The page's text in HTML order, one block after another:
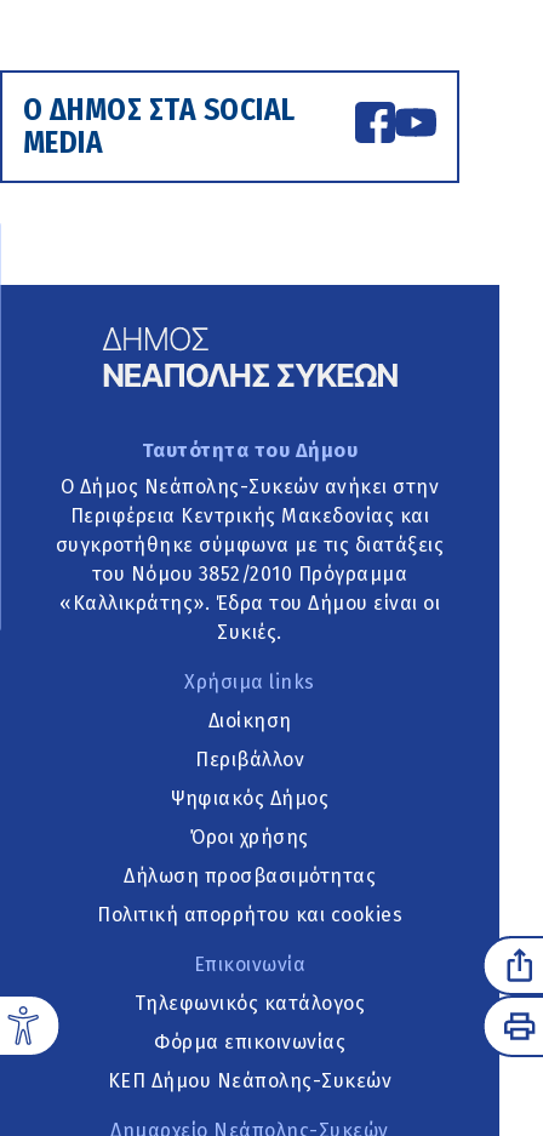
Ο ΔΗΜΟΣ ΣΤΑ SOCIAL
MEDIA
Ταυτότητα του Δήμου
Ο Δήμος Νεάπολης-Συκεών ανήκει στην
Περιφέρεια Κεντρικής Μακεδονίας και
συγκροτήθηκε σύμφωνα με τις διατάξεις
του Νόμου 3852/2010 Πρόγραμμα
«Καλλικράτης». Έδρα του Δήμου είναι οι
Συκιές.
Χρήσιμα links
Διοίκηση
Περιβάλλον
Ψηφιακός Δήμος
Όροι χρήσης
Δήλωση προσβασιμότητας
Πολιτική απορρήτου και cookies
Επικοινωνία
Τηλεφωνικός κατάλογος
Φόρμα επικοινωνίας
ΚΕΠ Δήμου Νεάπολης-Συκεών
Δημαρχείο Νεάπολης-Συκεών